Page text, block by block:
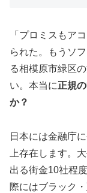
「プロミスもア
られた。もうソ
る相模原市緑区
い。本当に正規
か？
日本には金融庁
上存在します。
出る街金10社程
際にはブラック